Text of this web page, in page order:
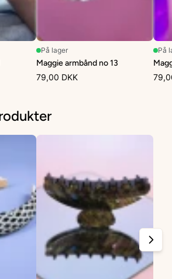
På lager
Maggie armbånd no 13
79,00 DKK
På